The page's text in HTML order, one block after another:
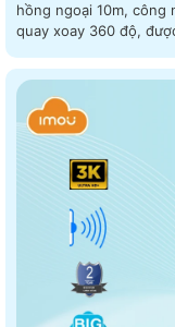
hồng ngoại 10m, công
quay xoay 360 độ,